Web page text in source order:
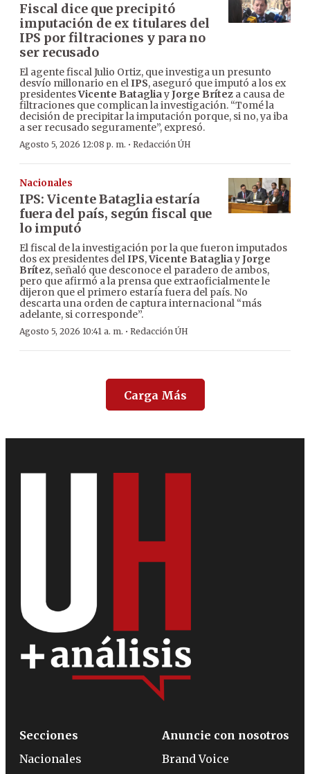
Fiscal dice que precipitó
imputación de ex titulares del
IPS por filtraciones y para no
ser recusado
El agente fiscal Julio Ortiz, que investiga un presunto
desvío millonario en elIPS, aseguró que imputó a los ex
presidentesVicente BatagliayJorge Brítez a causa de
filtraciones que complican la investigación. “Tomé la
decisión de precipitar la imputación porque, si no, ya iba
a ser recusado seguramente”, expresó.
Agosto 5, 2026 12:08 p. m. · Redacción ÚH
Nacionales
IPS: Vicente Bataglia estaría
fuera del país, según fiscal que
lo imputó
El fiscal de la investigación por la que fueron imputados
dos ex presidentes delIPS,Vicente BatagliayJorge
Brítez, señaló que desconoce el paradero de ambos,
pero que afirmó a la prensa que extraoficialmente le
dijeron que el primero estaría fuera del país. No
descarta una orden de captura internacional “más
adelante, si corresponde”.
Agosto 5, 2026 10:41 a. m. · Redacción ÚH
Carga Más
Secciones
Nacionales
Anuncie con nosotros
Brand Voice